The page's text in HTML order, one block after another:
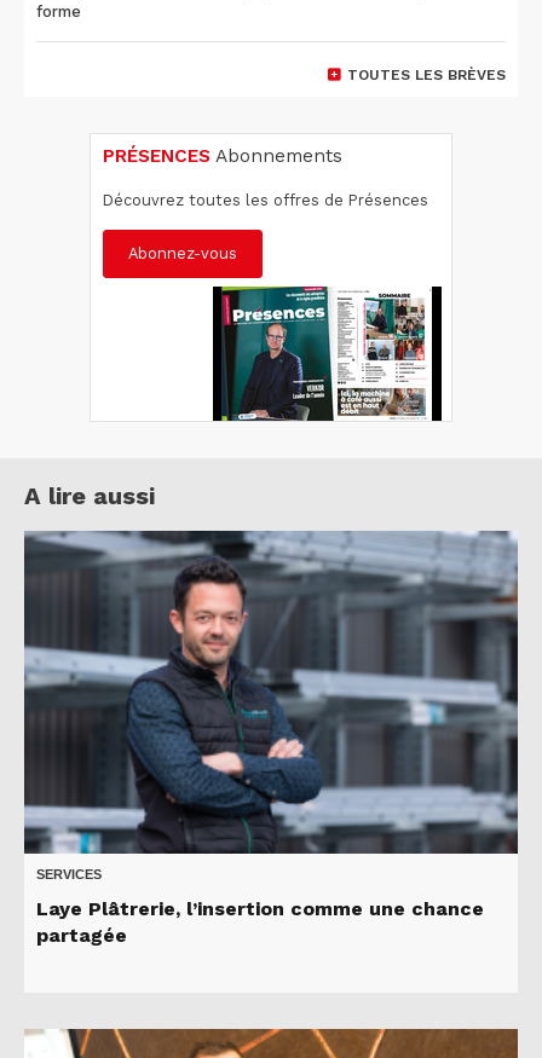
forme
TOUTES LES BRÈVES
PRÉSENCES Abonnements
Découvrez toutes les offres de Présences
Abonnez-vous
A lire aussi
SERVICES
Laye Plâtrerie, l’insertion comme une chance
partagée